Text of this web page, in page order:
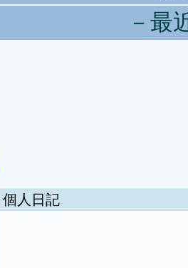
－最
個人日記